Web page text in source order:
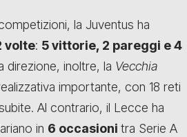
la Juventus ha
volte: 5 vittorie, 2 pareggi e 4
direzione, inoltre, la Vecchia
importante, con 18 reti
Al contrario, il Lecce ha
in 6 occasioni tra Serie A